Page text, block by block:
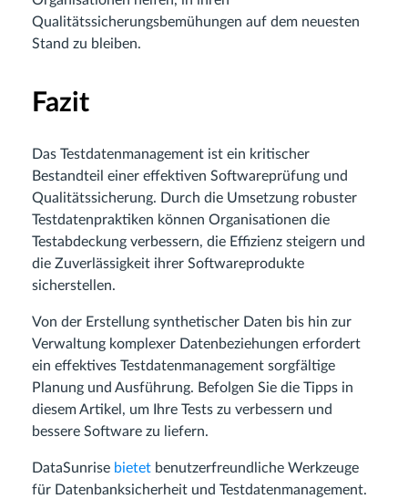
Qualitätssicherungsbemühungen auf dem neuesten
Stand zu bleiben.
Fazit
Das Testdatenmanagement ist ein kritischer
Bestandteil einer effektiven Softwareprüfung und
Qualitätssicherung. Durch die Umsetzung robuster
Testdatenpraktiken können Organisationen die
Testabdeckung verbessern, die Effizienz steigern und
die Zuverlässigkeit ihrer Softwareprodukte
sicherstellen.
Von der Erstellung synthetischer Daten bis hin zur
Verwaltung komplexer Datenbeziehungen erfordert
ein effektives Testdatenmanagement sorgfältige
Planung und Ausführung. Befolgen Sie die Tipps in
diesem Artikel, um Ihre Tests zu verbessern und
bessere Software zu liefern.
DataSunrise bietet benutzerfreundliche Werkzeuge
für Datenbanksicherheit und Testdatenmanagement.